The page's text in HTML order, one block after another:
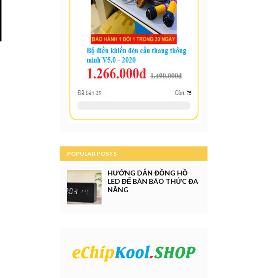
POPULAR POSTS
HƯỚNG DẪN ĐỒNG HỒ
LED ĐỂ BÀN BÁO THỨC ĐA
NĂNG